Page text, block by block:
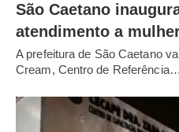
São Caetano
atendimento a
A prefeitura de São Caetano
Cream, Centro de Referência…